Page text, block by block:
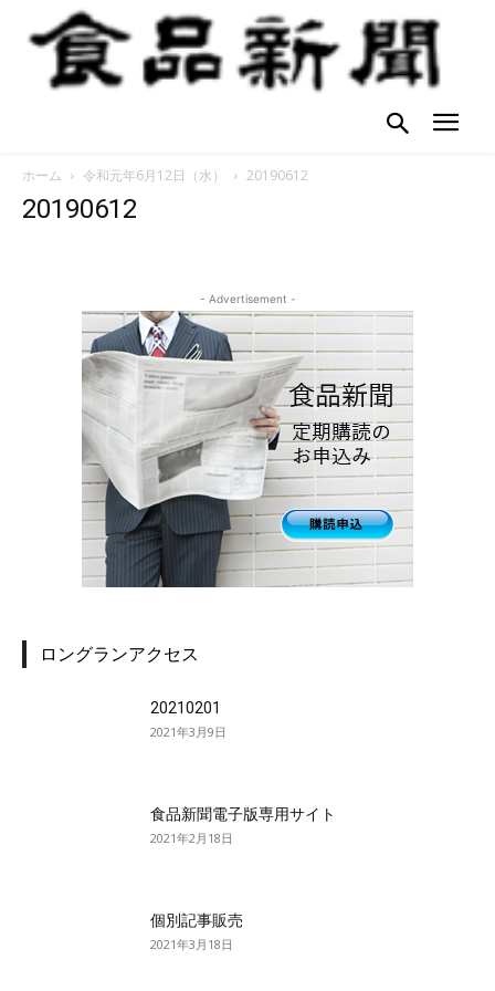
ホーム 令和元年6月12日（水） 20190612
20190612
- Advertisement -
ロングランアクセス
20210201
2021年3月9日
食品新聞電子版専用サイト
2021年2月18日
個別記事販売
2021年3月18日